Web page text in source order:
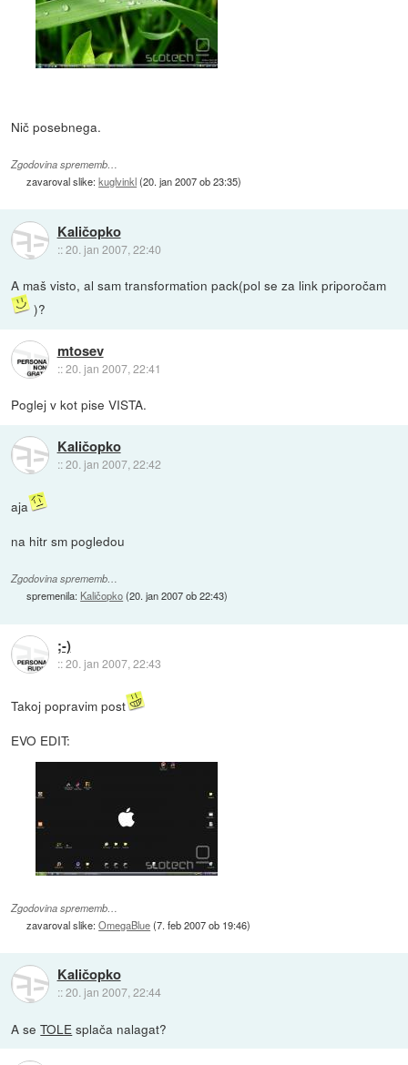
Nič posebnega.
Zgodovina sprememb…
zavaroval slike:kuglvinkl(20. jan 2007 ob 23:35)
Kaličopko
::20. jan 2007, 22:40
A maš visto, al sam transformation pack(pol se za link priporočam
)?
mtosev
::20. jan 2007, 22:41
Poglej v kot pise VISTA.
Kaličopko
::20. jan 2007, 22:42
aja
na hitr sm pogledou
Zgodovina sprememb…
spremenila: Kaličopko(20. jan 2007 ob 22:43)
;-)
::20. jan 2007, 22:43
Takoj popravim post
EVO EDIT:
Zgodovina sprememb…
zavaroval slike:OmegaBlue(7. feb 2007 ob 19:46)
Kaličopko
::20. jan 2007, 22:44
A seTOLE splača nalagat?